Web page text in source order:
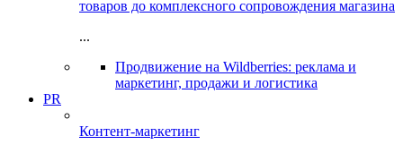
товаров до комплексного сопровождения магазина
...
Продвижение на Wildberries: реклама и
маркетинг, продажи и логистика
PR
Контент-маркетинг